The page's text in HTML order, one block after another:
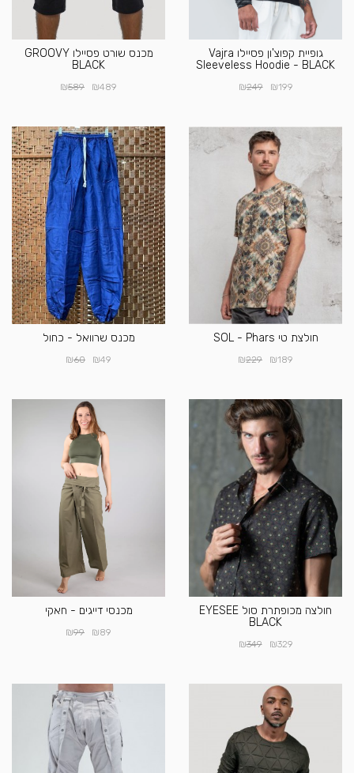
גופיית קפוצ'ון פסיילו Vajra
Sleeveless Hoodie - BLACK
₪199
₪249
מכנס שורט פסיילו GROOVY
BLACK
₪489
₪589
חולצת טי SOL - Phars
₪189
₪229
מכנס שרוואל - כחול
₪49
₪60
חולצה מכופתרת סול EYESEE
BLACK
₪329
₪349
מכנסי דייגים - חאקי
₪89
₪99